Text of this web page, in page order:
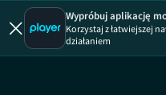
Wypróbuj aplikację
Korzystaj z łatwiejszej
działaniem